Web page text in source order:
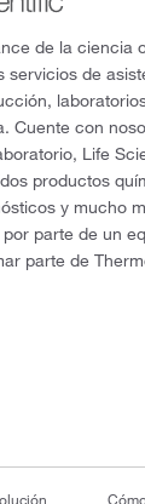
de la ciencia
servicios de
Cuente con
Life
productos
y mucho
parte de un
parte de